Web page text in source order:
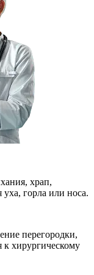
храп,
горла или носа.
перегородки,
хирургическому